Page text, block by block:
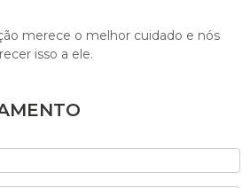
merece o melhor cuidado e nós
isso a ele.